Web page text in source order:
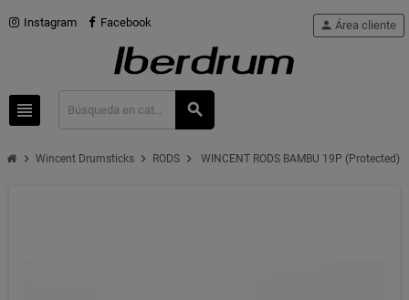
Instagram Facebook
view_headline search
person Área cliente
chevron_right Wincent Drumsticks chevron_right RODS chevron_right WINCENT RODS BAMBU 19P (Protected)